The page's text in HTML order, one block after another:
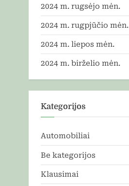
2024 m. rugsėjo mėn.
2024 m. rugpjūčio mėn.
2024 m. liepos mėn.
2024 m. birželio mėn.
Kategorijos
Automobiliai
Be kategorijos
Klausimai